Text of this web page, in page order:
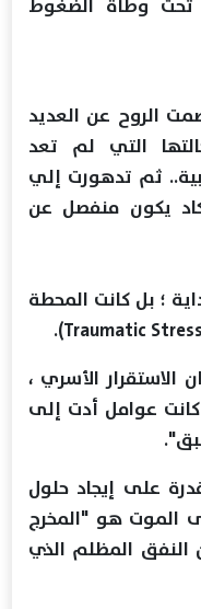
تحت وطأة الضغوط
الروح عن العديد
التي لم تعد
ثم تدهورت إلي
يكون منفصل عن
؛ بل كانت المحطة
الاستقرار الأسري ،
كانت عوامل أدت إلى
على إيجاد حلول
الموت هو "المخرج
النفق المظلم الذي